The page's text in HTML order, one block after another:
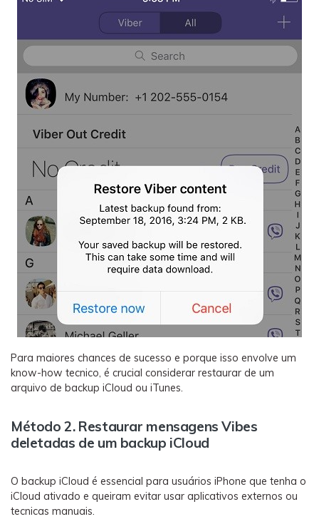
Para maiores chances de sucesso e porque isso envolve um
know-how tecnico, é crucial considerar restaurar de um
arquivo de backup iCloud ou iTunes.
Método 2. Restaurar mensagens Vibes
deletadas de um backup iCloud
O backup iCloud é essencial para usuários iPhone que tenha o
iCloud ativado e queiram evitar usar aplicativos externos ou
tecnicas manuais.